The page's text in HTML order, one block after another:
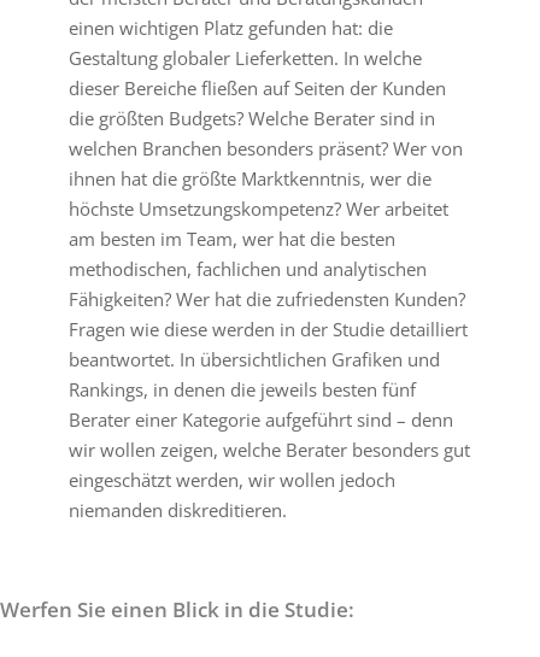
einen wichtigen Platz gefunden hat: die
Gestaltung globaler Lieferketten. In welche
dieser Bereiche fließen auf Seiten der Kunden
die größten Budgets? Welche Berater sind in
welchen Branchen besonders präsent? Wer von
ihnen hat die größte Marktkenntnis, wer die
höchste Umsetzungskompetenz? Wer arbeitet
am besten im Team, wer hat die besten
methodischen, fachlichen und analytischen
Fähigkeiten? Wer hat die zufriedensten Kunden?
Fragen wie diese werden in der Studie detailliert
beantwortet. In übersichtlichen Grafiken und
Rankings, in denen die jeweils besten fünf
Berater einer Kategorie aufgeführt sind – denn
wir wollen zeigen, welche Berater besonders gut
eingeschätzt werden, wir wollen jedoch
niemanden diskreditieren.
Werfen Sie einen Blick in die Studie: